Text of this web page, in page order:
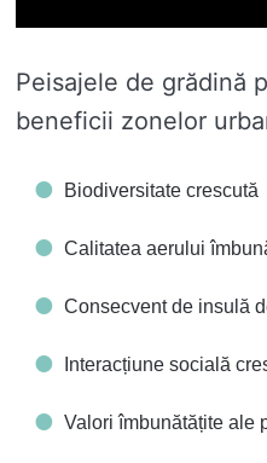
Peisajele de grădină
beneficii zonelor
Biodiversitate crescută
Calitatea aerului
Consecvent de insulă
Interacțiune socială
Valori îmbunătățite ale